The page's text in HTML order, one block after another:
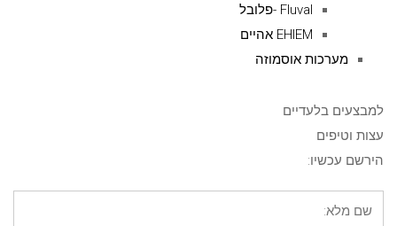
Fluval -פלובל
EHIEM אהיים
מערכות אוסמוזה
למבצעים בלעדיים
עצות וטיפים
הירשם עכשיו: